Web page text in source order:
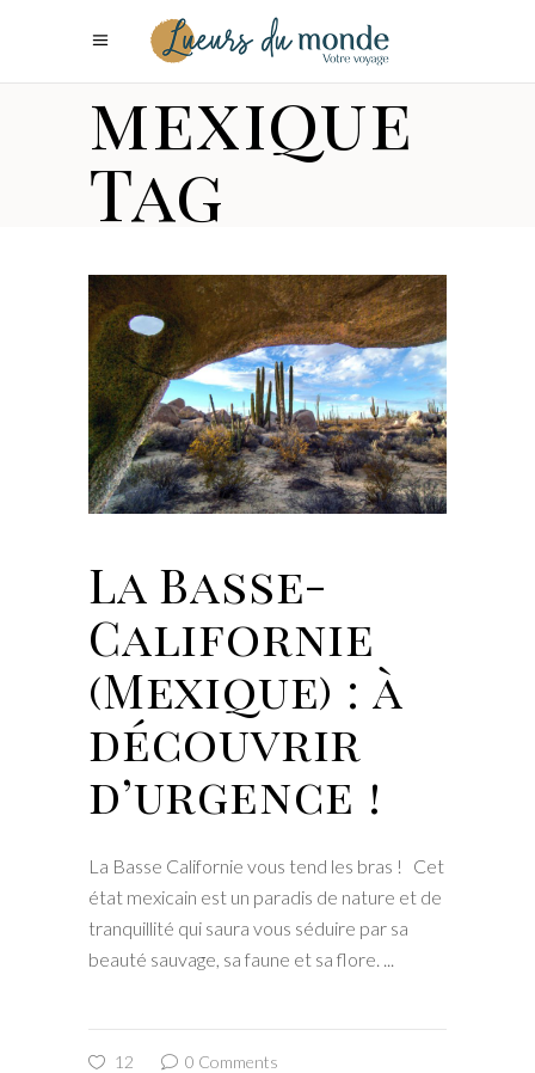
mexique
Tag
La Basse-
Californie
(Mexique) : à
découvrir
d’urgence !
La Basse Californie vous tend les bras ! Cet
état mexicain est un paradis de nature et de
tranquillité qui saura vous séduire par sa
beauté sauvage, sa faune et sa flore.
12
0 Comments